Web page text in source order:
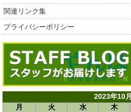
関連リンク集
プライバシーポリシー
2023年10月
月
火 水 木